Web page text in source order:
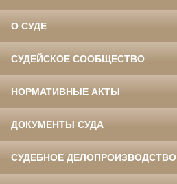
О СУДЕ
СУДЕЙСКОЕ СООБЩЕСТВО
НОРМАТИВНЫЕ АКТЫ
ДОКУМЕНТЫ СУДА
СУДЕБНОЕ ДЕЛОПРОИЗВОДСТВО